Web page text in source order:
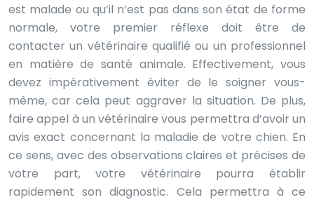
est malade ou qu’il n’est pas dans son état de forme
normale, votre premier réflexe doit être de
contacter un vétérinaire qualifié ou un professionnel
en matière de santé animale. Effectivement, vous
devez impérativement éviter de le soigner vous-
même, car cela peut aggraver la situation. De plus,
faire appel à un vétérinaire vous permettra d’avoir un
avis exact concernant la maladie de votre chien. En
ce sens, avec des observations claires et précises de
votre part, votre vétérinaire pourra établir
rapidement son diagnostic. Cela permettra à ce